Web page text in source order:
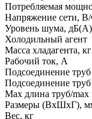
Потребляемая
Напряжение сети,
Уровень шума, дБ(А)
Холодильный агент
Масса хладагента, кг
Рабочий ток, А
Подсоединение
Подсоединение
Max длина труб/
Размеры (ВxШxГ),
Вес, кг